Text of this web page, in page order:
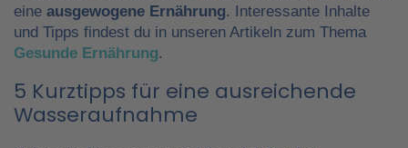
eine ausgewogene Ernährung. Interessante Inhalte
und Tipps findest du in unseren Artikeln zum Thema
Gesunde Ernährung.
5 Kurztipps für eine ausreichende
Wasseraufnahme